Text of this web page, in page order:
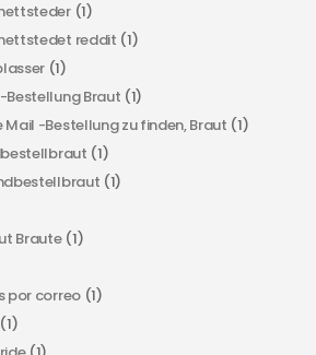
(1)
reddit (1)
(1)
Bestellung Braut (1)
Mail -Bestellung zu finden, Braut (1)
(1)
(1)
Braute(1)
por correo(1)